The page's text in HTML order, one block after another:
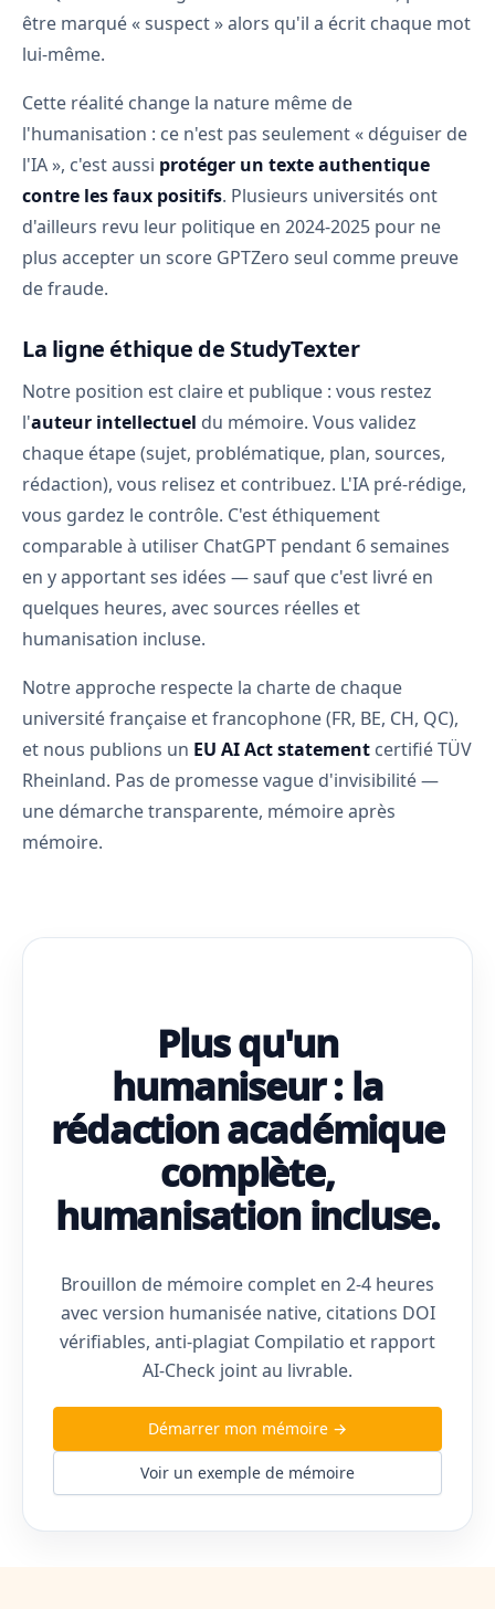
être marqué « suspect » alors qu'il a écrit chaque mot
lui-même.
Cette réalité change la nature même de
l'humanisation : ce n'est pas seulement « déguiser de
l'IA », c'est aussi protéger un texte authentique
contre les faux positifs. Plusieurs universités ont
d'ailleurs revu leur politique en 2024-2025 pour ne
plus accepter un score GPTZero seul comme preuve
de fraude.
La ligne éthique de StudyTexter
Notre position est claire et publique : vous restez
l'auteur intellectuel du mémoire. Vous validez
chaque étape (sujet, problématique, plan, sources,
rédaction), vous relisez et contribuez. L'IA pré-rédige,
vous gardez le contrôle. C'est éthiquement
comparable à utiliser ChatGPT pendant 6 semaines
en y apportant ses idées — sauf que c'est livré en
quelques heures, avec sources réelles et
humanisation incluse.
Notre approche respecte la charte de chaque
université française et francophone (FR, BE, CH, QC),
et nous publions un EU AI Act statement certifié TÜV
Rheinland. Pas de promesse vague d'invisibilité —
une démarche transparente, mémoire après
mémoire.
Plus qu'un
humaniseur : la
rédaction académique
complète,
humanisation incluse.
Brouillon de mémoire complet en 2-4 heures
avec version humanisée native, citations DOI
vérifiables, anti-plagiat Compilatio et rapport
AI-Check joint au livrable.
Démarrer mon mémoire →
Voir un exemple de mémoire